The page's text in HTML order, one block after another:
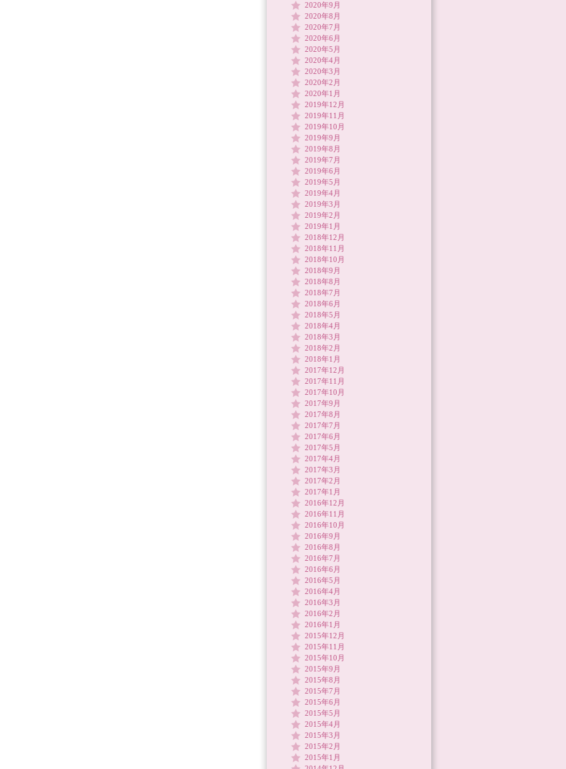
2020年9月
2020年8月
2020年7月
2020年6月
2020年5月
2020年4月
2020年3月
2020年2月
2020年1月
2019年12月
2019年11月
2019年10月
2019年9月
2019年8月
2019年7月
2019年6月
2019年5月
2019年4月
2019年3月
2019年2月
2019年1月
2018年12月
2018年11月
2018年10月
2018年9月
2018年8月
2018年7月
2018年6月
2018年5月
2018年4月
2018年3月
2018年2月
2018年1月
2017年12月
2017年11月
2017年10月
2017年9月
2017年8月
2017年7月
2017年6月
2017年5月
2017年4月
2017年3月
2017年2月
2017年1月
2016年12月
2016年11月
2016年10月
2016年9月
2016年8月
2016年7月
2016年6月
2016年5月
2016年4月
2016年3月
2016年2月
2016年1月
2015年12月
2015年11月
2015年10月
2015年9月
2015年8月
2015年7月
2015年6月
2015年5月
2015年4月
2015年3月
2015年2月
2015年1月